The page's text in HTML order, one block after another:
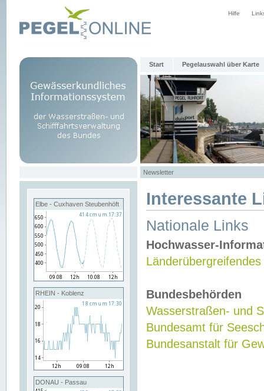
Hilfe
Start Pegelauswahl über Karte
Newsletter
Elbe - Cuxhaven Steubenhöft
RHEIN - Koblenz
DONAU - Passau
Interessante
Nationale Links
Hochwasser-
Bundesbehörden
Wasserstraßen- und
Bundesamt für
Bundesanstalt für